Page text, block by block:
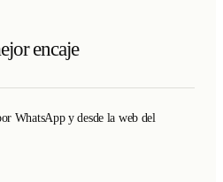
encaje
WhatsApp y desde la web del